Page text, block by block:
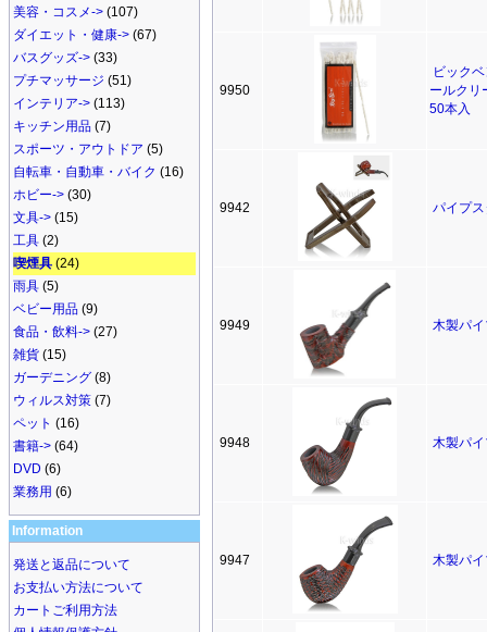
美容・コスメ-> (107)
ダイエット・健康-> (67)
バスグッズ-> (33)
プチマッサージ (51)
インテリア-> (113)
キッチン用品 (7)
スポーツ・アウトドア (5)
自転車・自動車・バイク (16)
ホビー-> (30)
文具-> (15)
工具 (2)
喫煙具 (24)
雨具 (5)
ベビー用品 (9)
食品・飲料-> (27)
雑貨 (15)
ガーデニング (8)
ウィルス対策 (7)
ペット (16)
書籍-> (64)
DVD (6)
業務用 (6)
Information
発送と返品について
お支払い方法について
カートご利用方法
9950
ビック
ールク
50本入
9942 パイプ
9949 木製パ
9948 木製パ
9947 木製パ